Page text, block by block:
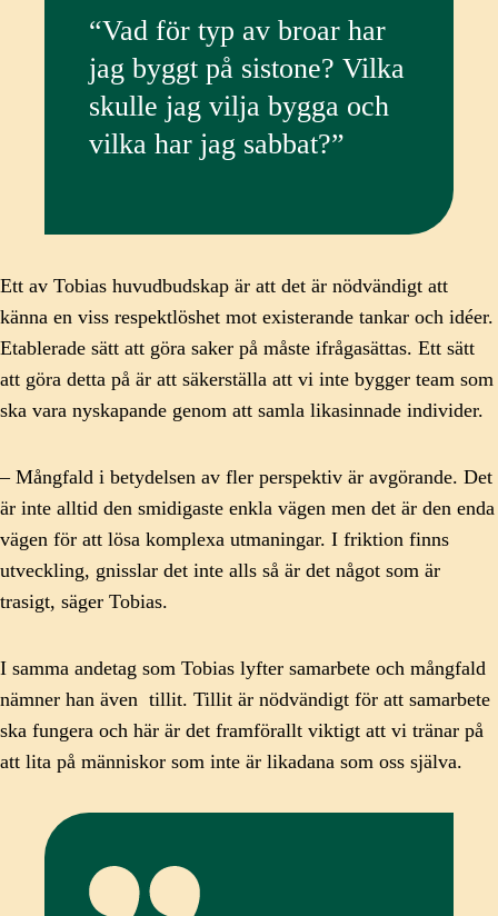
“Vad för typ av broar har
jag byggt på sistone? Vilka
skulle jag vilja bygga och
vilka har jag sabbat?”
Ett av Tobias huvudbudskap är att det är nödvändigt att
känna en viss respektlöshet mot existerande tankar och idéer.
Etablerade sätt att göra saker på måste ifrågasättas. Ett sätt
att göra detta på är att säkerställa att vi inte bygger team som
ska vara nyskapande genom att samla likasinnade individer.
– Mångfald i betydelsen av fler perspektiv är avgörande. Det
är inte alltid den smidigaste enkla vägen men det är den enda
vägen för att lösa komplexa utmaningar. I friktion finns
utveckling, gnisslar det inte alls så är det något som är
trasigt, säger Tobias.
I samma andetag som Tobias lyfter samarbete och mångfald
nämner han även tillit. Tillit är nödvändigt för att samarbete
ska fungera och här är det framförallt viktigt att vi tränar på
att lita på människor som inte är likadana som oss själva.